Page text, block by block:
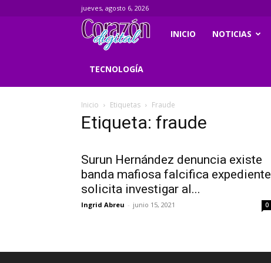
jueves, agosto 6, 2026
Corazondigital.net
INICIO NOTICIAS
TECNOLOGÍA
Inicio Etiquetas Fraude
Etiqueta: fraude
Surun Hernández denuncia existe
banda mafiosa falcifica expediente
solicita investigar al...
Ingrid Abreu - junio 15, 2021 0